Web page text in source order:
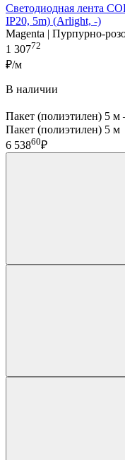
Светодиодная лента
IP20, 5m) (Arlight, -)
Magenta | Пурпурно-
1 30772
₽/м
В наличии
Пакет (полиэтилен) 5
Пакет (полиэтилен) 5 м
6 53860₽